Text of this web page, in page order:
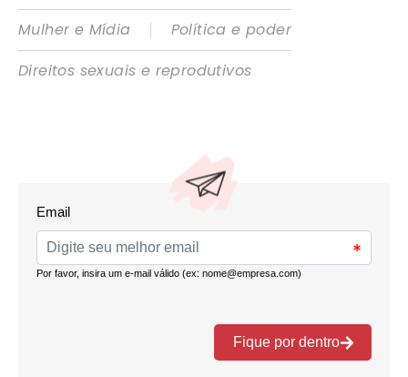
Mulher e Mídia
|
Política e poder
Direitos sexuais e reprodutivos